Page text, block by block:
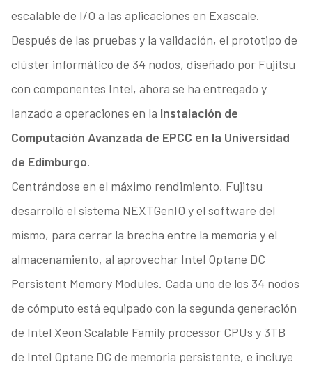
escalable de I/O a las aplicaciones en Exascale.
Después de las pruebas y la validación, el prototipo de
clúster informático de 34 nodos, diseñado por Fujitsu
con componentes Intel, ahora se ha entregado y
lanzado a operaciones en la Instalación de
Computación Avanzada de EPCC en la Universidad
de Edimburgo.
Centrándose en el máximo rendimiento, Fujitsu
desarrolló el sistema NEXTGenIO y el software del
mismo, para cerrar la brecha entre la memoria y el
almacenamiento, al aprovechar Intel Optane DC
Persistent Memory Modules. Cada uno de los 34 nodos
de cómputo está equipado con la segunda generación
de Intel Xeon Scalable Family processor CPUs y 3TB
de Intel Optane DC de memoria persistente, e incluye